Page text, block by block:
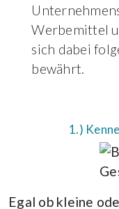
Werbemittel
sich dabei
bewährt.
1.)
Egal ob kleine